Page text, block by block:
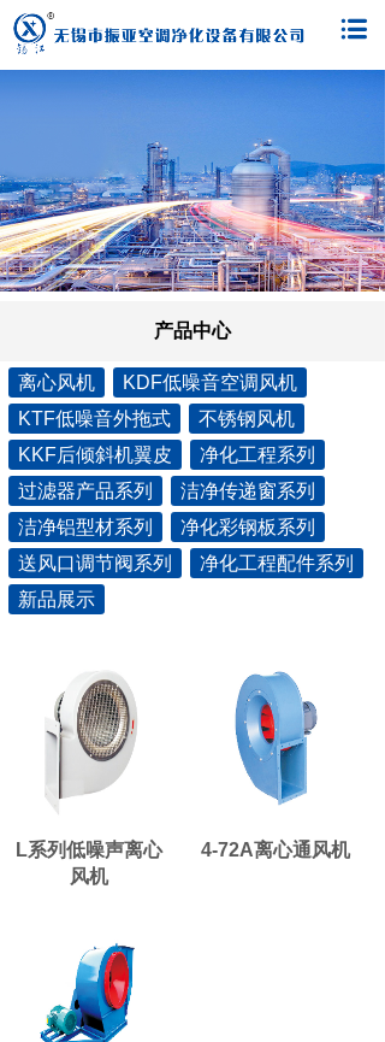
产品中心
离心风机
KDF低噪音空调风机
KTF低噪音外拖式
不锈钢风机
KKF后倾斜机翼皮
净化工程系列
过滤器产品系列
洁净传递窗系列
洁净铝型材系列
净化彩钢板系列
送风口调节阀系列
净化工程配件系列
新品展示
L系列低噪声离心
风机
4-72A离心通风机